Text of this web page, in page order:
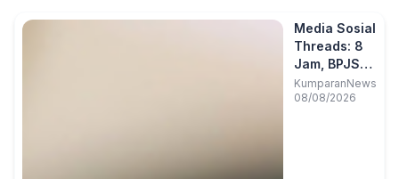
Media Sosial
Threads: 8
Jam, BPJS
yang Ber
(Polemik)?
KumparanNews
08/08/2026